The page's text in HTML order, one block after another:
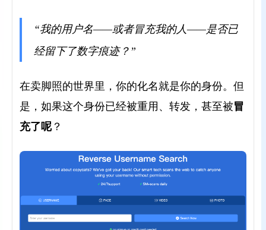
“我的用户名——或者冒充我的人——是否已
经留下了数字痕迹？”
在卖脚照的世界里，你的化名就是你的身份。但
是，如果这个身份已经被重用、转发，甚至被冒
充了呢？